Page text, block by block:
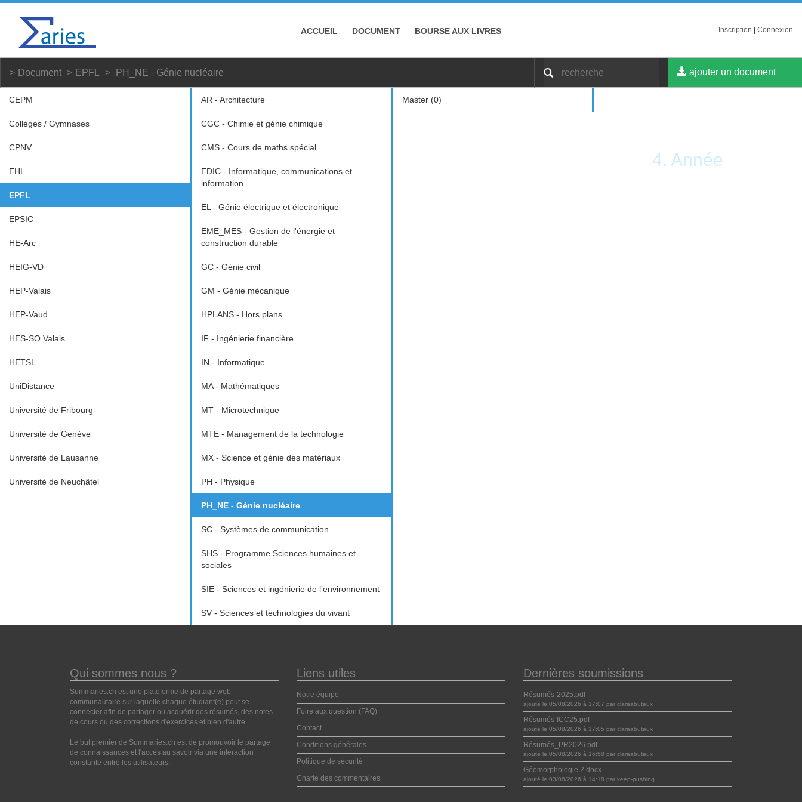
ACCUEIL DOCUMENT BOURSE AUX LIVRES Inscription Connexion
Document EPFL PH_NE - Génie nucléaire ajouter un document
CEPM
Collèges / Gymnases
CPNV
EHL
EPFL
EPSIC
HE-Arc
HEIG-VD
HEP-Valais
HEP-Vaud
HES-SO Valais
HETSL
UniDistance
Université de Fribourg
Université de Genève
Université de Lausanne
Université de Neuchâtel
AR - Architecture
CGC - Chimie et génie chimique
CMS - Cours de maths spécial
EDIC - Informatique, communications et
information
EL - Génie électrique et électronique
EME_MES - Gestion de l'énergie et
construction durable
GC - Génie civil
GM - Génie mécanique
HPLANS - Hors plans
IF - Ingénierie financière
IN - Informatique
MA - Mathématiques
MT - Microtechnique
MTE - Management de la technologie
MX - Science et génie des matériaux
PH - Physique
PH_NE - Génie nucléaire
SC - Systèmes de communication
SHS - Programme Sciences humaines et
sociales
SIE - Sciences et ingénierie de l'environnement
SV - Sciences et technologies du vivant
Master (0)
4. Année
Qui sommes nous ?
Summaries.ch est une plateforme de partage web-
communautaire sur laquelle chaque étudiant(e) peut se
connecter afin de partager ou acquérir des résumés, des notes
de cours ou des corrections d'exercices et bien d'autre.
Le but premier de Summaries.ch est de promouvoir le partage
de connaissances et l'accès au savoir via une interaction
constante entre les utilisateurs.
Liens utiles
Notre équipe
Foire aux question (FAQ)
Contact
Conditions générales
Politique de sécurité
Charte des commentaires
Dernières soumissions
Résumés-2025.pdf
ajouté le 05/08/2026 à 17:07 par claraabuteux
Résumés-ICC25.pdf
ajouté le 05/08/2026 à 17:05 par claraabuteux
Résumés_PR2026.pdf
ajouté le 05/08/2026 à 16:58 par claraabuteux
Géomorphologie 2.docx
ajouté le 03/08/2026 à 14:18 par keep-pushing